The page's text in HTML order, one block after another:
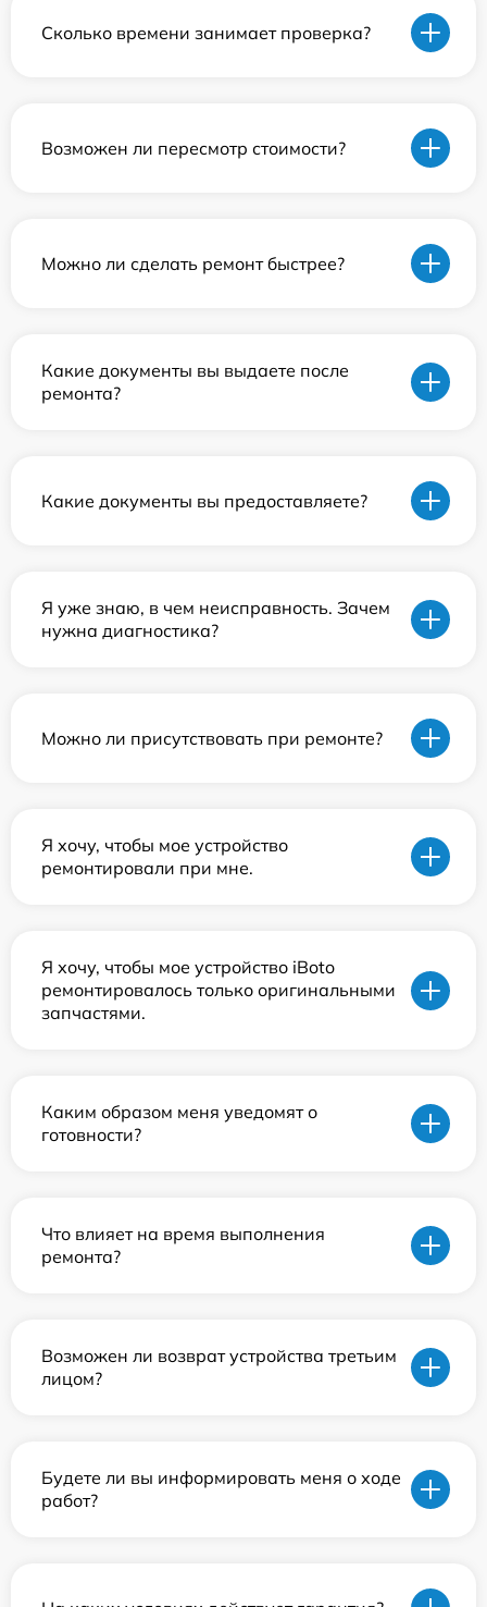
Сколько времени занимает проверка?
Возможен ли пересмотр стоимости?
Можно ли сделать ремонт быстрее?
Какие документы вы выдаете после
ремонта?
Какие документы вы предоставляете?
Я уже знаю, в чем неисправность. Зачем
нужна диагностика?
Можно ли присутствовать при ремонте?
Я хочу, чтобы мое устройство
ремонтировали при мне.
Я хочу, чтобы мое устройство iBoto
ремонтировалось только оригинальными
запчастями.
Каким образом меня уведомят о
готовности?
Что влияет на время выполнения
ремонта?
Возможен ли возврат устройства третьим
лицом?
Будете ли вы информировать меня о ходе
работ?